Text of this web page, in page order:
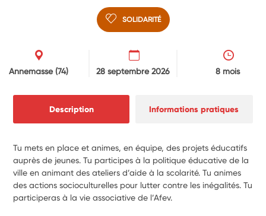
SOLIDARITÉ
Annemasse(74) 28 septembre 2026 8 mois
Description Informations pratiques
Tu mets en place et animes, en équipe, des projets éducatifs
auprès de jeunes. Tu participes à la politique éducative de la
ville en animant des ateliers d’aide à la scolarité. Tu animes
des actions socioculturelles pour lutter contre les inégalités. Tu
participeras à la vie associative de l’Afev.